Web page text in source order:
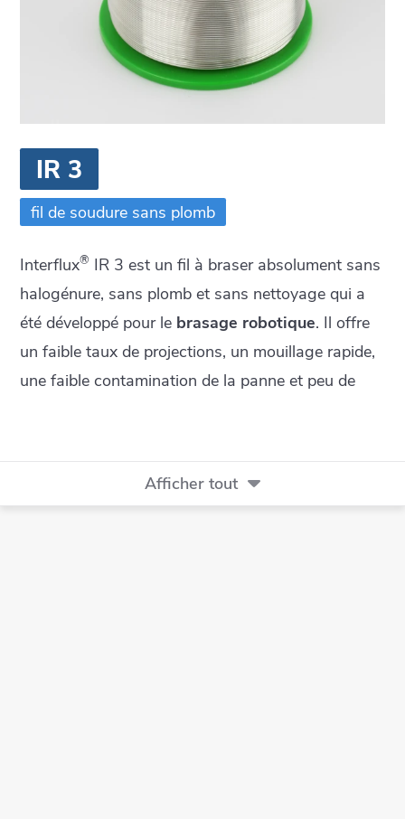
IR 3
fil de soudure sans plomb
Interflux® IR 3 est un fil à braser absolument sans
halogénure, sans plomb et sans nettoyage qui a
été développé pour le brasage robotique. Il offre
un faible taux de projections, un mouillage rapide,
une faible contamination de la panne et peu de
mêmes avantages.
Afficher tout